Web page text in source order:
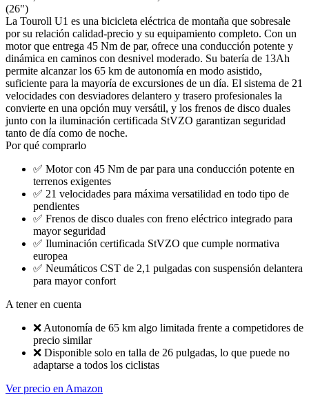
(26")
La Touroll U1 es una bicicleta eléctrica de montaña que sobresale
por su relación calidad-precio y su equipamiento completo. Con un
motor que entrega 45 Nm de par, ofrece una conducción potente y
dinámica en caminos con desnivel moderado. Su batería de 13Ah
permite alcanzar los 65 km de autonomía en modo asistido,
suficiente para la mayoría de excursiones de un día. El sistema de 21
velocidades con desviadores delantero y trasero profesionales la
convierte en una opción muy versátil, y los frenos de disco duales
junto con la iluminación certificada StVZO garantizan seguridad
tanto de día como de noche.
Por qué comprarlo
✅ Motor con 45 Nm de par para una conducción potente en
terrenos exigentes
✅ 21 velocidades para máxima versatilidad en todo tipo de
pendientes
✅ Frenos de disco duales con freno eléctrico integrado para
mayor seguridad
✅ Iluminación certificada StVZO que cumple normativa
europea
✅ Neumáticos CST de 2,1 pulgadas con suspensión delantera
para mayor confort
A tener en cuenta
❌ Autonomía de 65 km algo limitada frente a competidores de
precio similar
❌ Disponible solo en talla de 26 pulgadas, lo que puede no
adaptarse a todos los ciclistas
Ver precio en Amazon